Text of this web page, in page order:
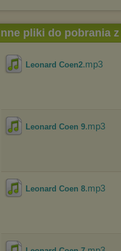
pliki do pobrania
Leonard Coen2.mp3
Leonard Coen 9.mp3
Leonard Coen 8.mp3